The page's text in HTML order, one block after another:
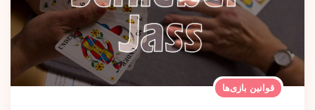
قوانین بازی‌ها